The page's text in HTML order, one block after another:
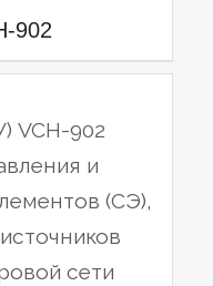
902
VCH-902
и
(СЭ),
сети